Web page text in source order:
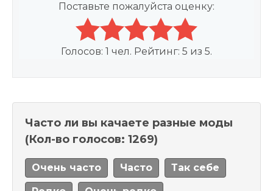
Поставьте пожалуйста оценку:
Голосов: 1 чел. Рейтинг: 5 из 5.
Часто ли вы качаете разные моды
(Кол-во голосов: 1269)
Очень часто Часто Так себе